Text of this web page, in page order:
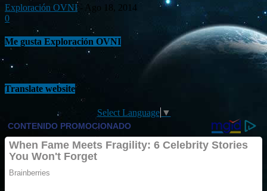
Exploración OVNI -
Ago 18, 2014
0
Me gusta Exploración OVNI
Translate website
Select Language ▼